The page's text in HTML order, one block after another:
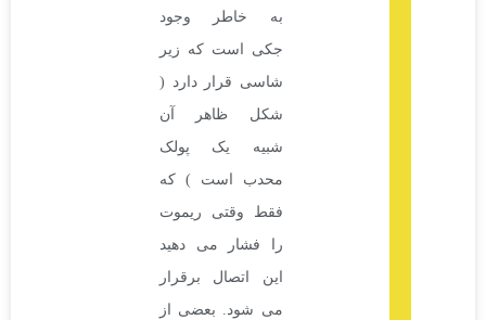
به خاطر وجود
جکی است که زیر
شاسی قرار دارد (
شکل ظاهر آن
شبیه یک پولک
محدب است ) که
فقط وقتی ریموت
را فشار می دهید
این اتصال برقرار
می شود. بعضی از